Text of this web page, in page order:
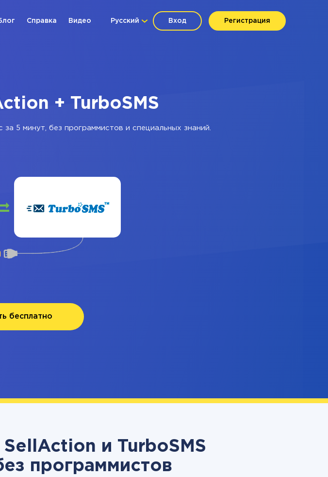
Вход Регистрация
Русский
Справка Видео
+ TurboSMS
за 5 минут, без программистов и специальных знаний.
бесплатно
и TurboSMS
программистов